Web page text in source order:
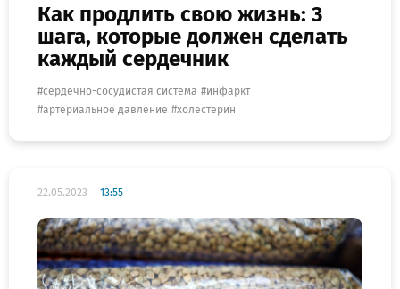
Как продлить свою жизнь: 3
шага, которые должен сделать
каждый сердечник
сердечно-сосудистая система
инфаркт
артериальное давление
холестерин
22.05.2023 13:55